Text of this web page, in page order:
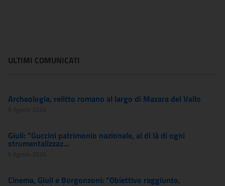
ULTIMI COMUNICATI
Archeologia, relitto romano al largo di Mazara del Vallo
8 Agosto 2026
Giuli: "Guccini patrimonio nazionale, al di là di ogni
strumentalizzaz...
6 Agosto 2026
Cinema, Giuli e Borgonzoni: "Obiettivo raggiunto,